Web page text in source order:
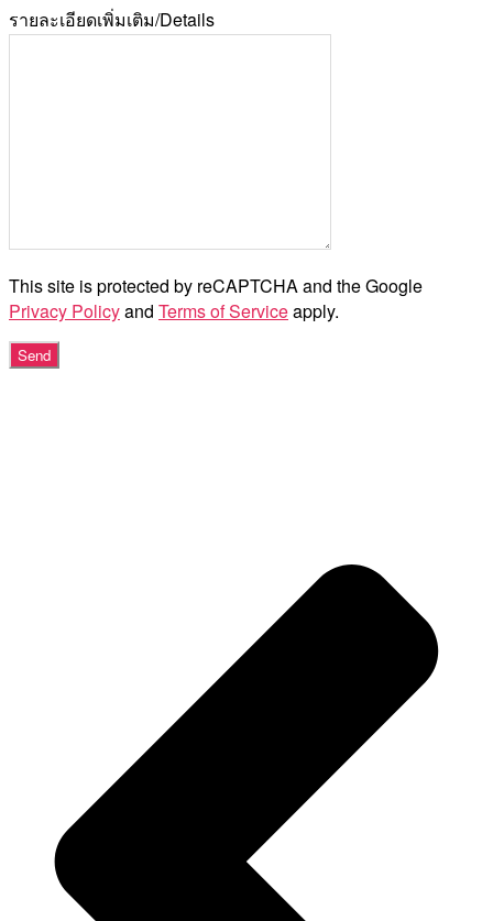
รายละเอียดเพิ่มเติม/Details
This site is protected by reCAPTCHA and the Google
Privacy Policyand Terms of Serviceapply.